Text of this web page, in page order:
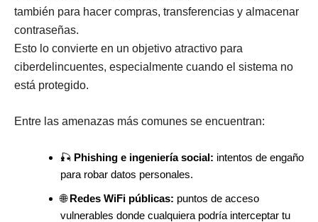
también para hacer compras, transferencias y almacenar
contraseñas.
Esto lo convierte en un objetivo atractivo para
ciberdelincuentes, especialmente cuando el sistema no
está protegido.
Entre las amenazas más comunes se encuentran:
🎣 Phishing e ingeniería social: intentos de engaño
para robar datos personales.
🌐Redes WiFi públicas: puntos de acceso
vulnerables donde cualquiera podría interceptar tu